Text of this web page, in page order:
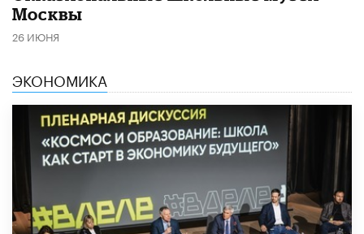
Москвы
26 ИЮНЯ
ЭКОНОМИКА